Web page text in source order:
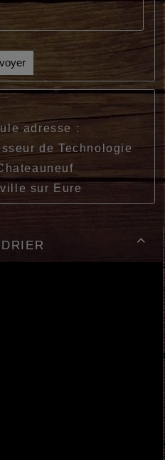

adresse :
de Technologie
sur Eure